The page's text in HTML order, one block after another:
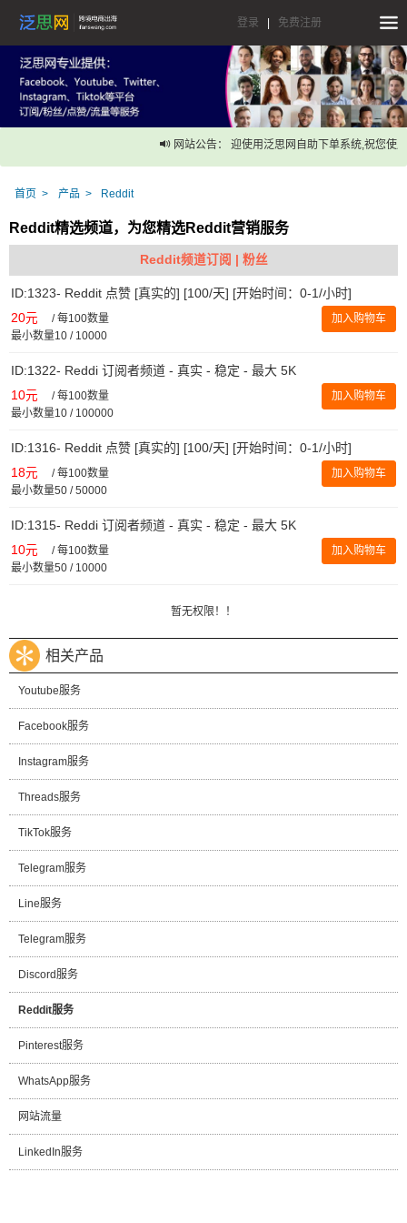
登录 免费注册
网站公告： 迎使用泛思网自助下单系统,祝您使用
首页 产品 Reddit
Reddit精选频道，为您精选Reddit营销服务
Reddit频道订阅 | 粉丝
ID:1323- Reddit 点赞 [真实的] [100/天] [开始时间：0-1/小时]
20元 /每100数量
最小数量10 / 10000
加入购物车
ID:1322- Reddi 订阅者频道 - 真实 - 稳定 - 最大 5K
10元 /每100数量
最小数量10 / 100000
加入购物车
ID:1316- Reddit 点赞 [真实的] [100/天] [开始时间：0-1/小时]
18元 /每100数量
最小数量50 / 50000
加入购物车
ID:1315- Reddi 订阅者频道 - 真实 - 稳定 - 最大 5K
10元 /每100数量
最小数量50 / 10000
加入购物车
暂无权限！！
相关产品
Youtube服务
Facebook服务
Instagram服务
Threads服务
TikTok服务
Telegram服务
Line服务
Telegram服务
Discord服务
Reddit服务
Pinterest服务
WhatsApp服务
网站流量
LinkedIn服务